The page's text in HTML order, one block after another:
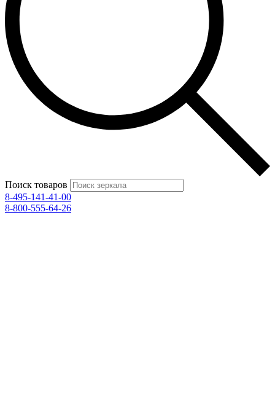
Поиск товаров
8-495-141-41-00
8-800-555-64-26